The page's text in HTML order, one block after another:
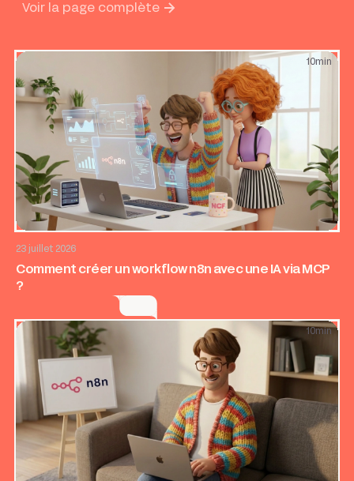
Voir la page complète
23 juillet 2026
Comment créer un workflow n8n avec une IA via MCP
?
10 min
10 min